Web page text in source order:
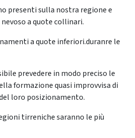
presenti sulla nostra regione e
a quote collinari.
a quote inferiori.duranre le
prevedere in modo preciso le
formazione quasi improvvisa di
loro posizionamento.
tirreniche saranno le più